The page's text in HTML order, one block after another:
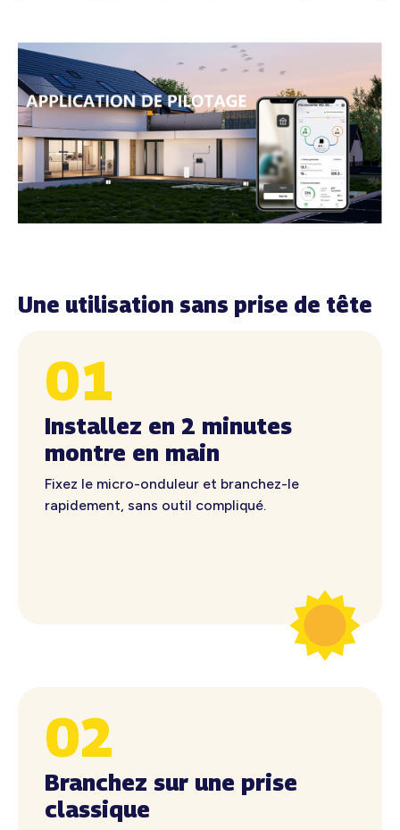
01
Installez en 2 minutes
montre en main
Fixez le micro-onduleur et branchez-le
rapidement, sans outil compliqué.
02
Branchez sur une prise
classique